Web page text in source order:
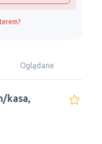
Oglądane
kasa,